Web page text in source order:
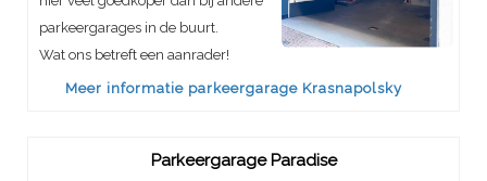
parkeergarages in de buurt.
Wat ons betreft een aanrader!
Meer informatie parkeergarage Krasnapolsky
Parkeergarage Paradise